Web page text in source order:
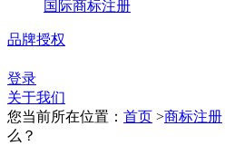
国际商标注册
品牌授权
登录
关于我们
您当前所在位置： 首页 >商标注册
么？